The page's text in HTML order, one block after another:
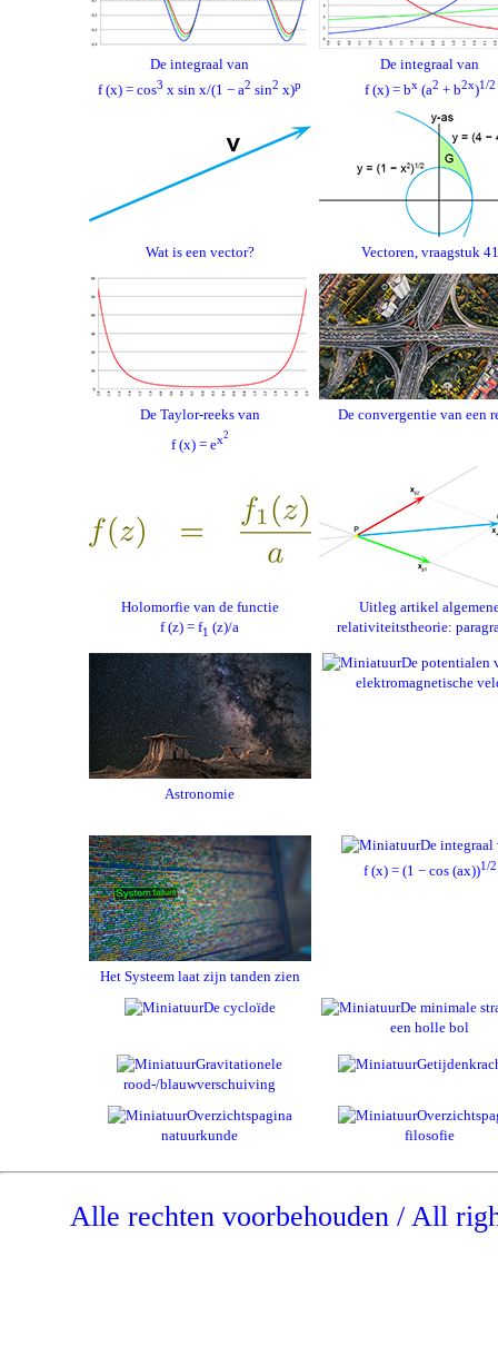
De integraal van
f (x) = cos3 x sin x/(1 − a2 sin2 x)p
De integraal van
f (x) = bx(a2 + b2x)1/2
Wat is een vector? Vectoren, vraagstuk 41
De Taylor-reeks van
f (x) = ex2
De convergentie van een
Holomorfie van de functie
f (z) = f1 (z)/a
Uitleg artikel
relativiteitstheorie:
Astronomie
De potentialen
elektromagnetische
Het Systeem laat zijn tanden zien
De integraal
f (x) = (1 − cos (ax))1/2
De cycloïde
De minimale
een holle bol
Gravitationele
rood-/blauwverschuiving
Overzichtspagina
natuurkunde
filosofie
Alle rechten voorbehouden / All